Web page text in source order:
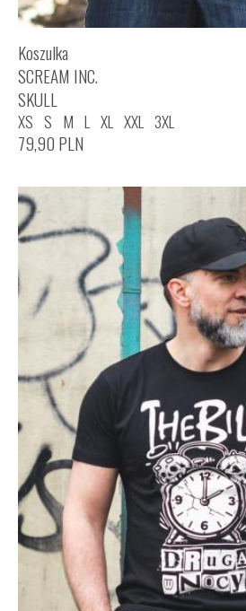
Koszulka
SCREAM INC.
SKULL
XS S M L XL XXL 3XL
79,90 PLN